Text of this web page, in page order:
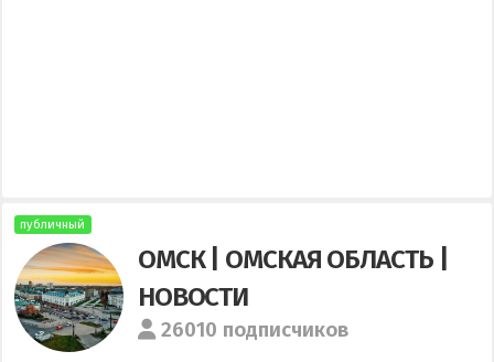
публичный
ОМСК | ОМСКАЯ ОБЛАСТЬ |
НОВОСТИ
26010 подписчиков